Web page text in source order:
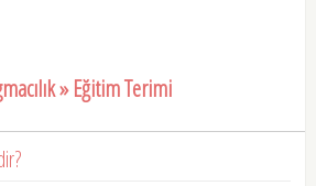
» Eğitim Terimi